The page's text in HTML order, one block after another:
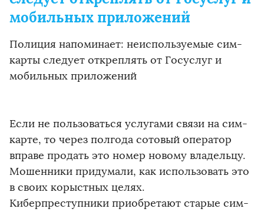
мобильных приложений
Полиция напоминает: неиспользуемые сим-
карты следует откреплять от Госуслуг и
мобильных приложений
Если не пользоваться услугами связи на сим-
карте, то через полгода сотовый оператор
вправе продать это номер новому владельцу.
Мошенники придумали, как использовать это
в своих корыстных целях.
Киберпреступники приобретают старые сим-